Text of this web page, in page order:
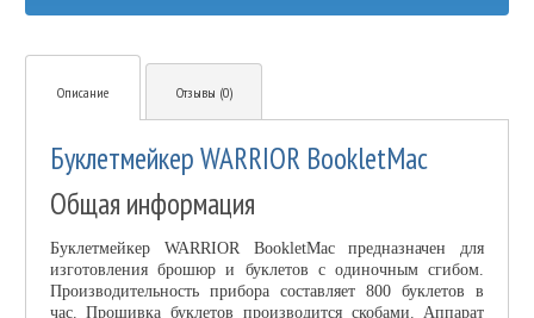
Описание Отзывы (0)
Буклетмейкер WARRIOR BookletMac
Общая информация
Буклетмейкер WARRIOR BookletMac предназначен для
изготовления брошюр и буклетов с одиночным сгибом.
Производительность прибора составляет 800 буклетов в
час. Прошивка буклетов производится скобами. Аппарат